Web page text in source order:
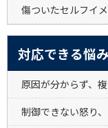
傷ついたセルフイ
対応できる悩
原因が分からず、
制御できない怒り